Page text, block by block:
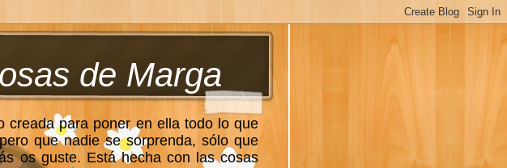
de Marga
creada para poner en ella todo lo que
que nadie se sorprenda, sólo que
os guste. Está hecha con las cosas